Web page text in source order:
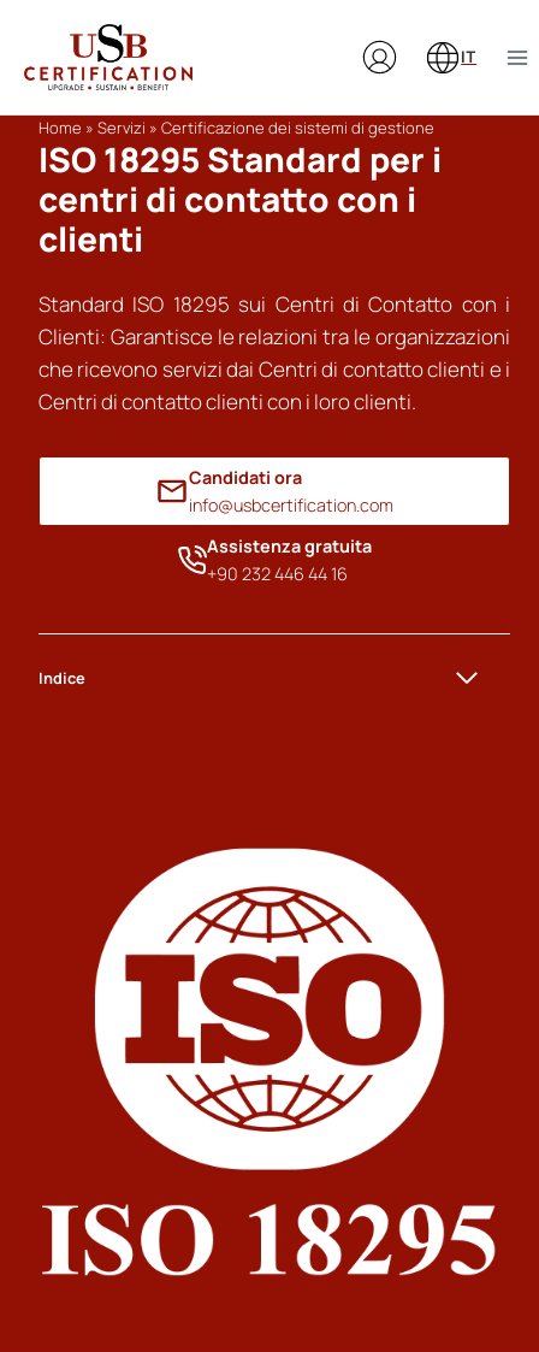
contenuto
IT
Home » Servizi » Certificazione dei sistemi di gestione
ISO 18295 Standard per i
centri di contatto con i
clienti
Standard ISO 18295 sui Centri di Contatto con i
Clienti: Garantisce le relazioni tra le organizzazioni
che ricevono servizi dai Centri di contatto clienti e i
Centri di contatto clienti con i loro clienti.
Candidati ora
info@usbcertification.com
Assistenza gratuita
+90 232 446 44 16
Indice